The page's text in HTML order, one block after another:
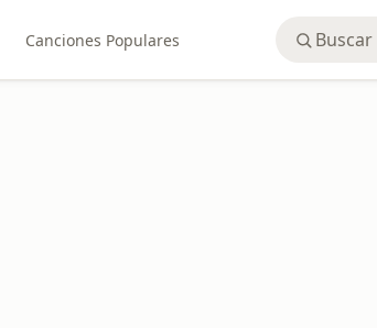
Canciones Populares